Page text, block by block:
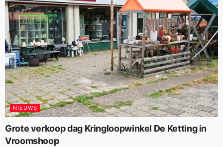
NIEUWS
Grote verkoop dag Kringloopwinkel De Ketting in
Vroomshoop